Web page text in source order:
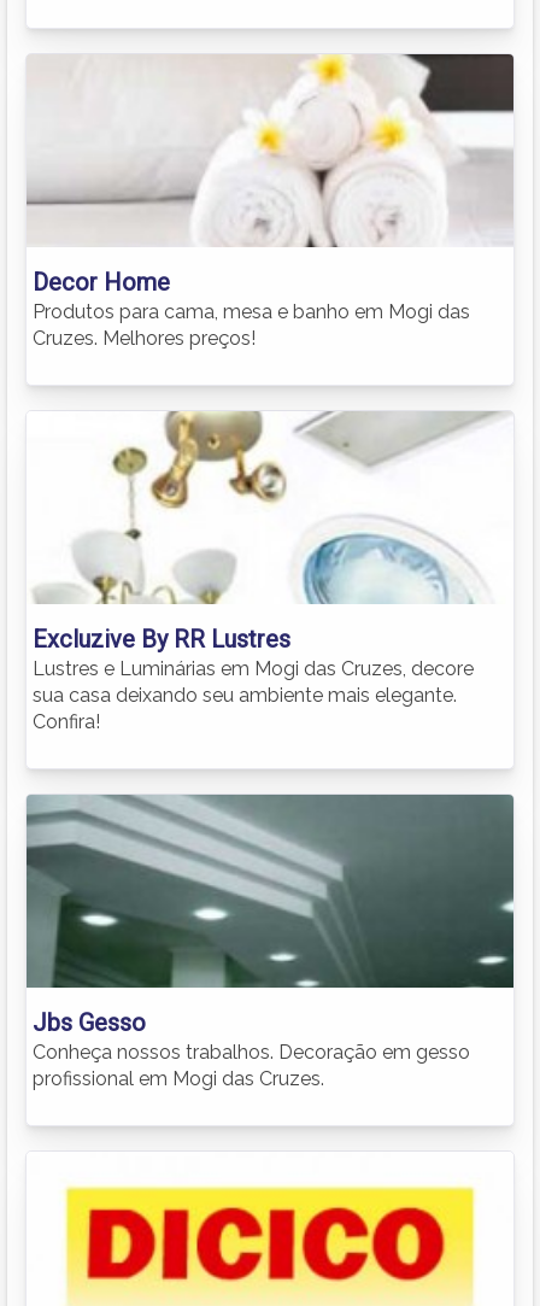
Decor Home
Produtos para cama, mesa e banho em Mogi das
Cruzes. Melhores preços!
Excluzive By RR Lustres
Lustres e Luminárias em Mogi das Cruzes, decore
sua casa deixando seu ambiente mais elegante.
Confira!
Jbs Gesso
Conheça nossos trabalhos. Decoração em gesso
profissional em Mogi das Cruzes.